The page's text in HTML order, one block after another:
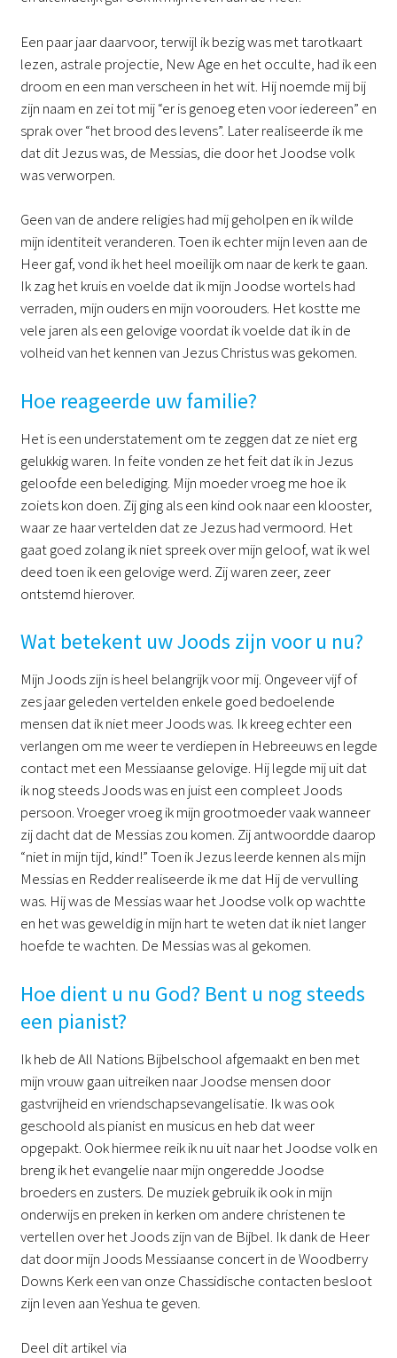
Een paar jaar daarvoor, terwijl ik bezig was met tarotkaart
lezen, astrale projectie, New Age en het occulte, had ik een
droom en een man verscheen in het wit. Hij noemde mij bij
zijn naam en zei tot mij “er is genoeg eten voor iedereen” en
sprak over “het brood des levens”. Later realiseerde ik me
dat dit Jezus was, de Messias, die door het Joodse volk
was verworpen.
Geen van de andere religies had mij geholpen en ik wilde
mijn identiteit veranderen. Toen ik echter mijn leven aan de
Heer gaf, vond ik het heel moeilijk om naar de kerk te gaan.
Ik zag het kruis en voelde dat ik mijn Joodse wortels had
verraden, mijn ouders en mijn voorouders. Het kostte me
vele jaren als een gelovige voordat ik voelde dat ik in de
volheid van het kennen van Jezus Christus was gekomen.
Hoe reageerde uw familie?
Het is een understatement om te zeggen dat ze niet erg
gelukkig waren. In feite vonden ze het feit dat ik in Jezus
geloofde een belediging. Mijn moeder vroeg me hoe ik
zoiets kon doen. Zij ging als een kind ook naar een klooster,
waar ze haar vertelden dat ze Jezus had vermoord. Het
gaat goed zolang ik niet spreek over mijn geloof, wat ik wel
deed toen ik een gelovige werd. Zij waren zeer, zeer
ontstemd hierover.
Wat betekent uw Joods zijn voor u nu?
Mijn Joods zijn is heel belangrijk voor mij. Ongeveer vijf of
zes jaar geleden vertelden enkele goed bedoelende
mensen dat ik niet meer Joods was. Ik kreeg echter een
verlangen om me weer te verdiepen in Hebreeuws en legde
contact met een Messiaanse gelovige. Hij legde mij uit dat
ik nog steeds Joods was en juist een compleet Joods
persoon. Vroeger vroeg ik mijn grootmoeder vaak wanneer
zij dacht dat de Messias zou komen. Zij antwoordde daarop
“niet in mijn tijd, kind!” Toen ik Jezus leerde kennen als mijn
Messias en Redder realiseerde ik me dat Hij de vervulling
was. Hij was de Messias waar het Joodse volk op wachtte
en het was geweldig in mijn hart te weten dat ik niet langer
hoefde te wachten. De Messias was al gekomen.
Hoe dient u nu God? Bent u nog steeds
een pianist?
Ik heb de All Nations Bijbelschool afgemaakt en ben met
mijn vrouw gaan uitreiken naar Joodse mensen door
gastvrijheid en vriendschapsevangelisatie. Ik was ook
geschoold als pianist en musicus en heb dat weer
opgepakt. Ook hiermee reik ik nu uit naar het Joodse volk en
breng ik het evangelie naar mijn ongeredde Joodse
broeders en zusters. De muziek gebruik ik ook in mijn
onderwijs en preken in kerken om andere christenen te
vertellen over het Joods zijn van de Bijbel. Ik dank de Heer
dat door mijn Joods Messiaanse concert in de Woodberry
Downs Kerk een van onze Chassidische contacten besloot
zijn leven aan Yeshua te geven.
Deel dit artikel via